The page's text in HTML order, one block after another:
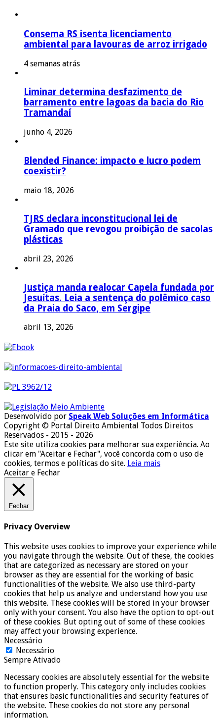
Consema RS isenta licenciamento
ambiental para lavouras de arroz irrigado
4 semanas atrás
Liminar determina desfazimento de
barramento entre lagoas da bacia do Rio
Tramandaí
junho 4, 2026
Blended Finance: impacto e lucro podem
coexistir?
maio 18, 2026
TJRS declara inconstitucional lei de
Gramado que revogou proibição de sacolas
plásticas
abril 23, 2026
Justiça manda realocar Capela fundada por
Jesuítas. Leia a sentença do polêmico caso
da Praia do Saco, em Sergipe
abril 13, 2026
Desenvolvido por Speak Web Soluções em Informática
Copyright © Portal Direito Ambiental Todos Direitos
Reservados - 2015 - 2026
Este site utiliza cookies para melhorar sua experiência. Ao
clicar em "Aceitar e Fechar", você concorda com o uso de
cookies, termos e políticas do site. Leia mais
Aceitar e Fechar
Fechar
Privacy Overview
This website uses cookies to improve your experience while
you navigate through the website. Out of these, the cookies
that are categorized as necessary are stored on your
browser as they are essential for the working of basic
functionalities of the website. We also use third-party
cookies that help us analyze and understand how you use
this website. These cookies will be stored in your browser
only with your consent. You also have the option to opt-out
of these cookies. But opting out of some of these cookies
may affect your browsing experience.
Necessário
Necessário
Sempre Ativado
Necessary cookies are absolutely essential for the website
to function properly. This category only includes cookies
that ensures basic functionalities and security features of
the website. These cookies do not store any personal
information.